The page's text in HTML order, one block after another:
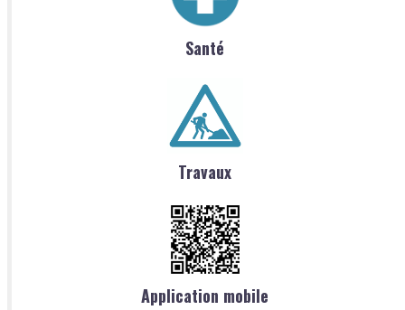
Santé
Travaux
Application mobile